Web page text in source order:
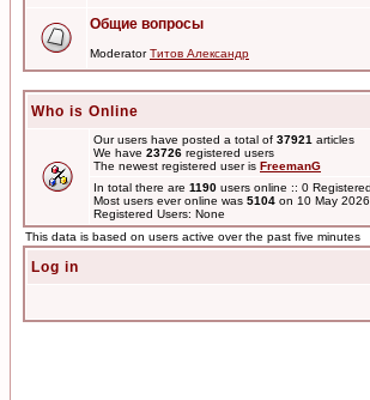
Общие вопросы
ModeratorТитов Александр
Who is Online
Our users have posted a total of 37921 articles
We have 23726 registered users
The newest registered user is FreemanG
In total there are 1190 users online :: 0
Most users ever online was 5104 on 10 May
Registered Users: None
This data is based on users active over the past five minutes
Log in